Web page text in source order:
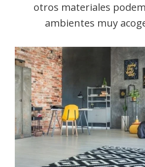
otros materiales
ambientes muy